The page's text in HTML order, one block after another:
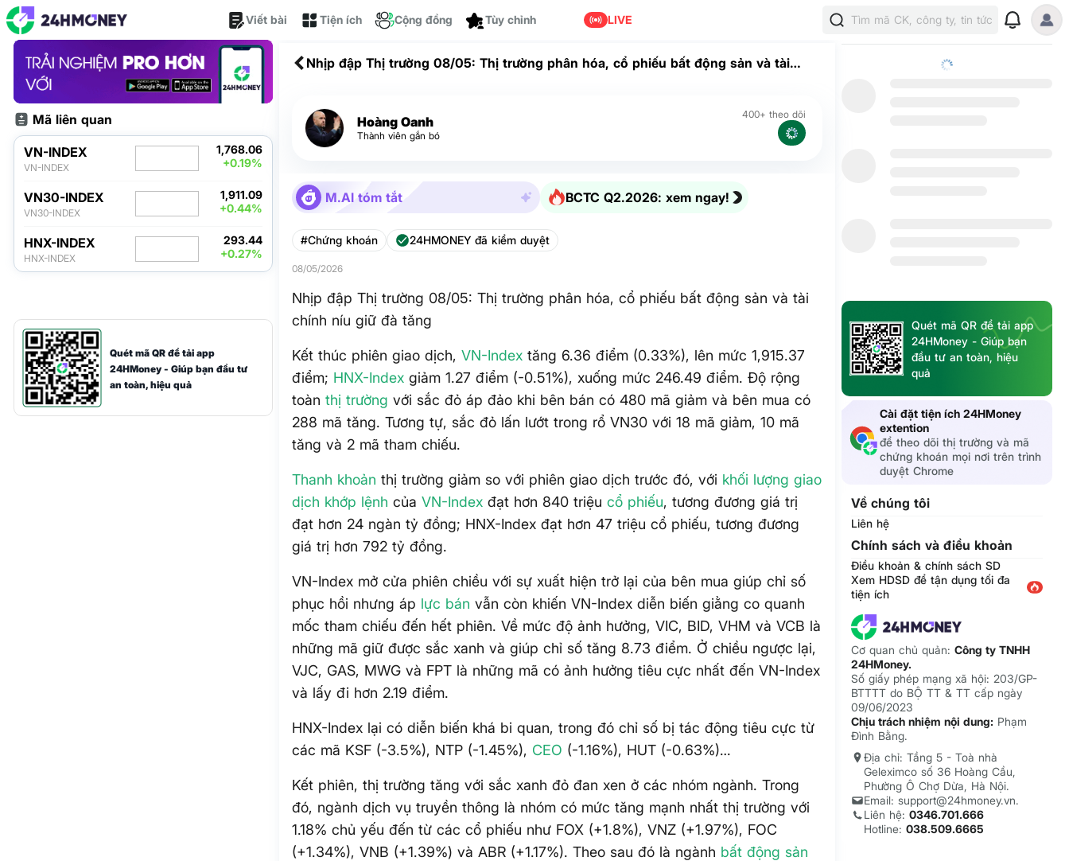
Viết bài Tiện ích Cộng đồng
LIVE
Tìm mã CK, công ty, tin tức
Mã liên quan
VN-INDEX
VN-INDEX
1,768.06
+0.19%
VN30-INDEX
VN30-INDEX
1,911.09
+0.44%
HNX-INDEX
HNX-INDEX
293.44
+0.27%
Quét mã QR để tải app
24HMoney - Giúp bạn đầu tư
an toàn, hiệu quả
Nhịp đập Thị trường 08/05: Thị trường phân hóa, cổ phiếu bất động sản và tài
Hoàng Oanh
Thành viên gắn bó
400+ theo dõi
M.AI tóm tắt BCTC Q2.2026: xem ngay!
#Chứng khoán 24HMONEY đã kiểm duyệt
08/05/2026
Nhịp đập Thị trường 08/05: Thị trường phân hóa, cổ phiếu bất động sản và tài
chính níu giữ đà tăng
Kết thúc phiên giao dịch,VN-Index tăng 6.36 điểm (0.33%), lên mức 1,915.37
điểm; HNX-Index giảm 1.27 điểm (-0.51%), xuống mức 246.49 điểm. Độ rộng
toànthị trường với sắc đỏ áp đảo khi bên bán có 480 mã giảm và bên mua có
288 mã tăng. Tương tự, sắc đỏ lấn lướt trong rổ VN30 với 18 mã giảm, 10 mã
tăng và 2 mã tham chiếu.
Thanh khoản thị trường giảm so với phiên giao dịch trước đó, với khối lượng giao
dịch khớp lệnh củaVN-Index đạt hơn 840 triệucổ phiếu, tương đương giá trị
đạt hơn 24 ngàn tỷ đồng; HNX-Index đạt hơn 47 triệu cổ phiếu, tương đương
giá trị hơn 792 tỷ đồng.
VN-Index mở cửa phiên chiều với sự xuất hiện trở lại của bên mua giúp chỉ số
phục hồi nhưng áp lực bán vẫn còn khiến VN-Index diễn biến giằng co quanh
mốc tham chiếu đến hết phiên. Về mức độ ảnh hưởng, VIC, BID, VHM và VCB là
những mã giữ được sắc xanh và giúp chỉ số tăng 8.73 điểm. Ở chiều ngược lại,
VJC, GAS, MWG và FPT là những mã có ảnh hưởng tiêu cực nhất đến VN-Index
và lấy đi hơn 2.19 điểm.
HNX-Index lại có diễn biến khá bi quan, trong đó chỉ số bị tác động tiêu cực từ
các mã KSF (-3.5%), NTP (-1.45%), CEO (-1.16%), HUT (-0.63%)…
Kết phiên, thị trường tăng với sắc xanh đỏ đan xen ở các nhóm ngành. Trong
đó, ngành dịch vụ truyền thông là nhóm có mức tăng mạnh nhất thị trường với
1.18% chủ yếu đến từ các cổ phiếu như FOX (+1.8%), VNZ (+1.97%), FOC
(+1.34%), VNB (+1.39%) và ABR (+1.17%). Theo sau đó là ngành bất động sản
Quét mã QR để tải app
24HMoney - Giúp bạn
đầu tư an toàn, hiệu
quả
Cài đặt tiện ích 24HMoney
extention
để theo dõi thị trường và mã
chứng khoán mọi nơi trên trình
duyệt Chrome
Về chúng tôi
Liên hệ
Chính sách và điều khoản
Điều khoản & chính sách SD
Xem HDSD để tận dụng tối đa
tiện ích
Cơ quan chủ quản:Công ty TNHH
24HMoney.
Số giấy phép mạng xã hội: 203/GP-
BTTTT do BỘ TT & TT cấp ngày
09/06/2023
Chịu trách nhiệm nội dung: Phạm
Đình Bằng.
Địa chỉ: Tầng 5 - Toà nhà
Geleximco số 36 Hoàng Cầu,
Phường Ô Chợ Dừa, Hà Nội.
Email: support@24hmoney.vn.
Liên hệ:0346.701.666
Hotline:038.509.6665